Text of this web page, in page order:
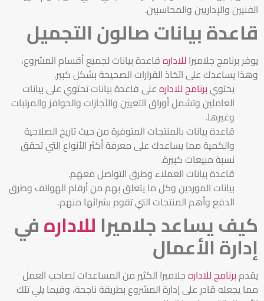
الفنيين والإداريين والمحاسبين.
قاعدة بيانات صالون التجميل
يوفر برنامججلاميراللادارهقاعدة بيانات لجميع أقسام المشروع،
وهذا يساعدك على اتخاذ القرارات الصحيحة بشكل كبير.
يحتويبرنامج للادارهعلى قاعدة بيانات تحتوي على بيانات
العاملين وتشمل أوراق التعيين والأجازات والحوافز والمرتبات
وغيرها.
قاعدة بيانات بالمنتجات المتوفرة من حيث تاريخ الصلاحية
والكمية مما يساعدك على معرفة أكثر الأنواع التي تحقق
نسبة مبيعات كبيرة.
قاعدة بيانات العملاء وطرق التواصل معهم.
بيانات الموردين وكل ما يتعلق بهم من أرقام الهواتف وطرق
الدفع وأهم المنتجات التي تقوم بشرائها منهم.
كيف يساعد جلاميرا للادارهفي
إدارة الأعمال
يقدمبرنامج للادارهجلاميرا الكثير من المساعدات لصاحب العمل
مما يجعله قادر على إدارة المشروع بطريقة ناجحة، وفيما يلي تلك